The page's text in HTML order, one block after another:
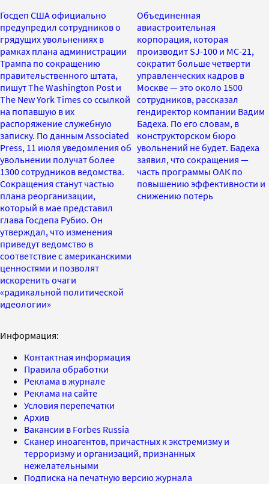
Госдеп США официально
предупредил сотрудников о
грядущих увольнениях в
рамках плана администрации
Трампа по сокращению
правительственного штата,
пишут The Washington Post и
The New York Times со ссылкой
на попавшую в их
распоряжение служебную
записку. По данным Associated
Press, 11 июля уведомления об
увольнении получат более
1300 сотрудников ведомства.
Сокращения станут частью
плана реорганизации,
который в мае представил
глава Госдепа Рубио. Он
утверждал, что изменения
приведут ведомство в
соответствие с американскими
ценностями и позволят
искоренить очаги
«радикальной политической
идеологии»
Объединенная
авиастроительная
корпорация, которая
производит SJ-100 и МС-21,
сократит больше четверти
управленческих кадров в
Москве — это около 1500
сотрудников, рассказал
гендиректор компании Вадим
Бадеха. По его словам, в
конструкторском бюро
увольнений не будет. Бадеха
заявил, что сокращения —
часть программы ОАК по
повышению эффективности и
снижению потерь
Информация:
Контактная информация
Правила обработки
Реклама в журнале
Реклама на сайте
Условия перепечатки
Архив
Вакансии в Forbes Russia
Сканер иноагентов, причастных к экстремизму и
терроризму и организаций, признанных
нежелательными
Подписка на печатную версию журнала